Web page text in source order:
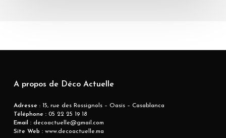
A propos de Déco Actuelle
Adresse : 15, rue des Rossignols – Oasis – Casablanca
Téléphone :05 22 25 19 18
Email :decoactuelle@gmail.com
Site Web :www.decoactuelle.ma